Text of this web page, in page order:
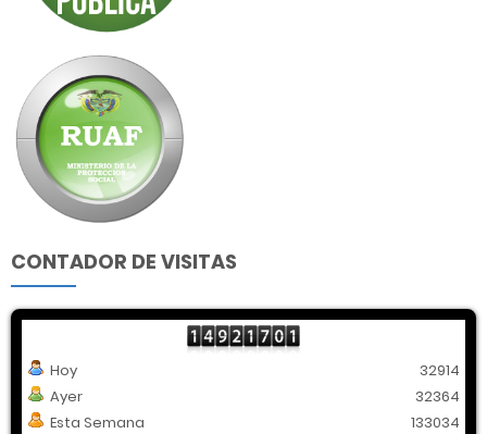
CONTADOR DE VISITAS
Hoy
Ayer
Esta Semana
32914
32364
133034